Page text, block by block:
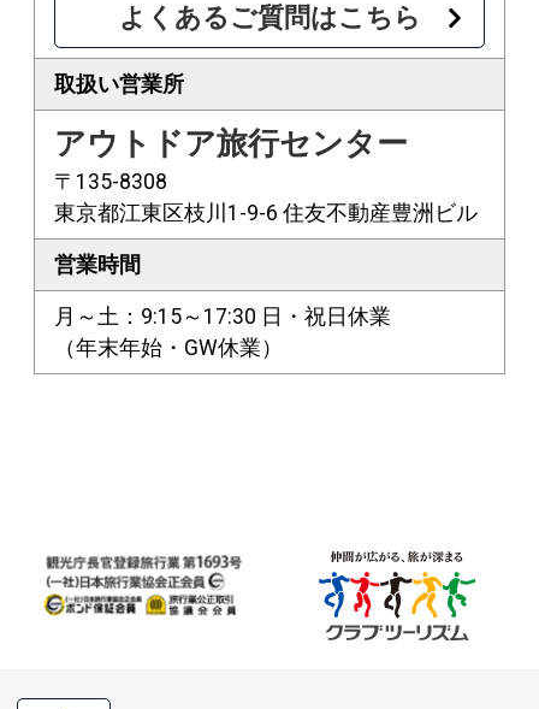
よくあるご質問はこちら
取扱い営業所
アウトドア旅行センター
〒135-8308
東京都江東区枝川1-9-6 住友不動産豊洲ビル
営業時間
月～土：9:15～17:30 日・祝日休業
（年末年始・GW休業）